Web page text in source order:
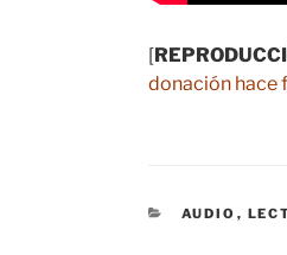
[
donación hace
AUDIO ,